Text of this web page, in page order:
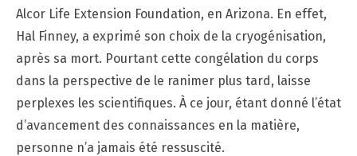
Alcor Life Extension Foundation, en Arizona. En effet,
Hal Finney, a exprimé son choix de la cryogénisation,
après sa mort. Pourtant cette congélation du corps
dans la perspective de le ranimer plus tard, laisse
perplexes les scientifiques. À ce jour, étant donné l’état
d’avancement des connaissances en la matière,
personne n’a jamais été ressuscité.